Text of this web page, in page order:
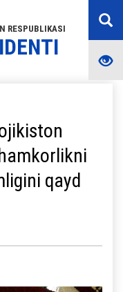
RESPUBLIKASI
qayd